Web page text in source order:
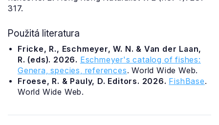
317.
Použitá literatura
Fricke, R., Eschmeyer, W. N. & Van der Laan,
R. (eds). 2026. Eschmeyer's catalog of fishes:
Genera, species, references. World Wide Web.
Froese, R. & Pauly, D. Editors. 2026. FishBase.
World Wide Web.